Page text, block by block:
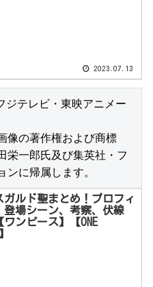
2023.07.13
テレビ・東映アニメー
像の著作権および商標
栄一郎氏及び集英社・フ
に帰属します。
ガルド聖まとめ！プロフィ
登場シーン、考察、伏線
ワンピース】【ONE